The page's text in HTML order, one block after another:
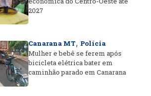
2027
Canarana MT, Polícia
Mulher e bebê se ferem após
bicicleta elétrica bater em
caminhão parado em Canarana